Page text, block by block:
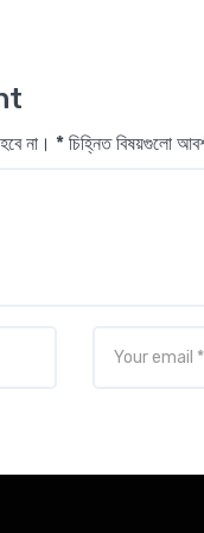
না। * চিহ্নিত বিষয়গুলো